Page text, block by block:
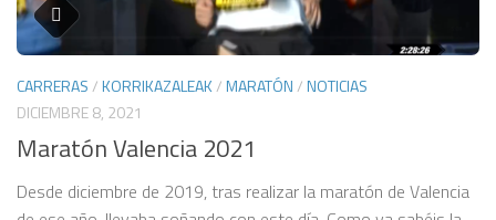
CARRERAS/KORRIKAZALEAK/MARATÓN/NOTICIAS
DICIEMBRE 8, 2021
Maratón Valencia 2021
Desde diciembre de 2019, tras realizar la maratón de Valencia